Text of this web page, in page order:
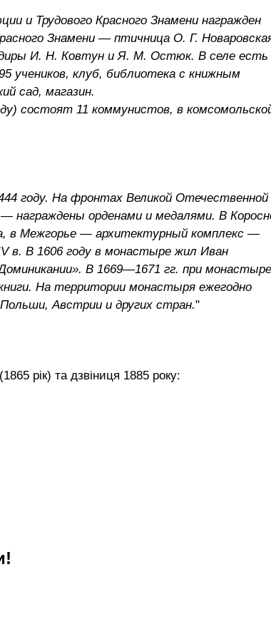
и Трудового Красного Знамени награжден
Знамени — птичница О. Г.
И. Н. Ковтун и Я. М. Остюк. В селе есть
учеников, клуб, библиотека с книжным
сад, магазин.
состоят 11 коммунистов, в
году. На фронтах Великой Отечественной
награждены орденами и медалями. В
в Межгорье — архитектурный комплекс —
в. В 1606 году в монастыре жил Иван
В 1669—1671 гг. при монастыре
На территории монастыря ежегодно
Австрии и других стран."
(1865 рік) та дзвіниця 1885 року: